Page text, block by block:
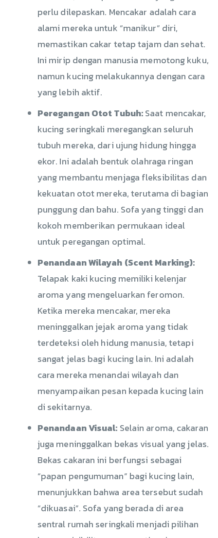
perlu dilepaskan. Mencakar adalah cara
alami mereka untuk “manikur” diri,
memastikan cakar tetap tajam dan sehat.
Ini mirip dengan manusia memotong kuku,
namun kucing melakukannya dengan cara
yang lebih aktif.
Peregangan Otot Tubuh:Saat mencakar,
kucing seringkali meregangkan seluruh
tubuh mereka, dari ujung hidung hingga
ekor. Ini adalah bentuk olahraga ringan
yang membantu menjaga fleksibilitas dan
kekuatan otot mereka, terutama di bagian
punggung dan bahu. Sofa yang tinggi dan
kokoh memberikan permukaan ideal
untuk peregangan optimal.
Penandaan Wilayah (Scent Marking):
Telapak kaki kucing memiliki kelenjar
aroma yang mengeluarkan feromon.
Ketika mereka mencakar, mereka
meninggalkan jejak aroma yang tidak
terdeteksi oleh hidung manusia, tetapi
sangat jelas bagi kucing lain. Ini adalah
cara mereka menandai wilayah dan
menyampaikan pesan kepada kucing lain
di sekitarnya.
Penandaan Visual: Selain aroma, cakaran
juga meninggalkan bekas visual yang jelas.
Bekas cakaran ini berfungsi sebagai
“papan pengumuman” bagi kucing lain,
menunjukkan bahwa area tersebut sudah
“dikuasai”. Sofa yang berada di area
sentral rumah seringkali menjadi pilihan